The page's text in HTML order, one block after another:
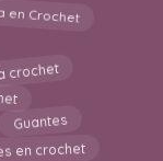
en Crochet
crochet
Guantes
en crochet